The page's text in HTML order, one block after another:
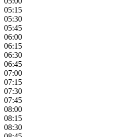
05:15
05:30
05:45
06:00
06:15
06:30
06:45
07:00
07:15
07:30
07:45
08:00
08:15
08:30